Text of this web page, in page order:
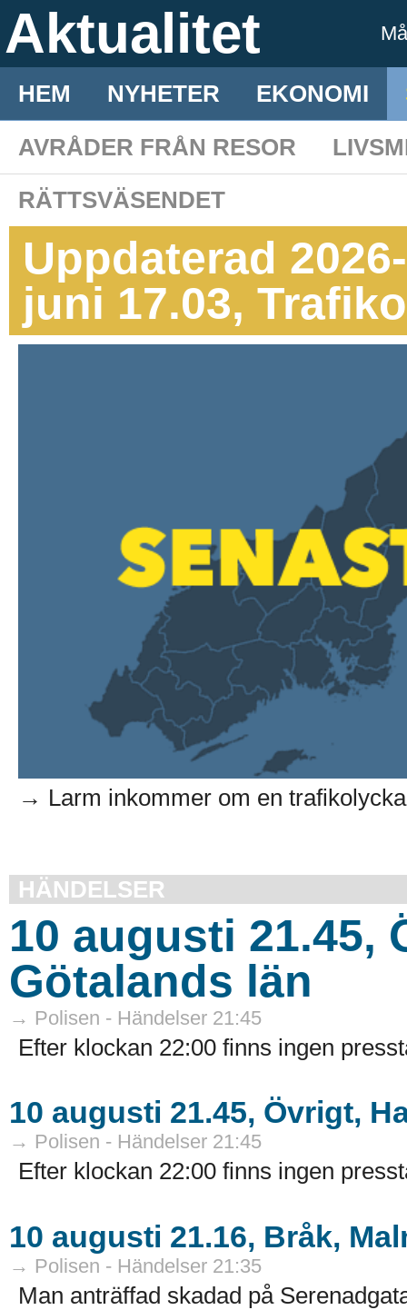
Aktualitet
HEM NYHETER EKONOMI
AVRÅDER FRÅN RESOR
RÄTTSVÄSENDET
Uppdaterad
juni 17.03,
→ Larm inkommer om en
HÄNDELSER
10 augusti 21.45,
Götalands län
→ Polisen - Händelser 21:45
Efter klockan 22:00 finns ingen
10 augusti 21.45, Övrigt,
→ Polisen - Händelser 21:45
Efter klockan 22:00 finns ingen
10 augusti 21.16, Bråk,
→ Polisen - Händelser 21:35
Man anträffad skadad på